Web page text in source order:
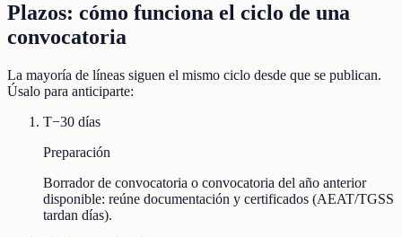
Plazos: cómo funciona el ciclo de una
convocatoria
La mayoría de líneas siguen el mismo ciclo desde que se publican.
Úsalo para anticiparte:
T−30 días
Preparación
Borrador de convocatoria o convocatoria del año anterior
disponible: reúne documentación y certificados (AEAT/TGSS
tardan días).